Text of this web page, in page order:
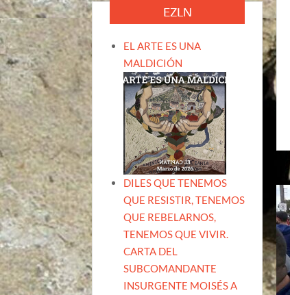
EZLN
EL ARTE ES UNA
MALDICIÓN
DILES QUE TENEMOS
QUE RESISTIR, TENEMOS
QUE REBELARNOS,
TENEMOS QUE VIVIR.
CARTA DEL
SUBCOMANDANTE
INSURGENTE MOISÉS A